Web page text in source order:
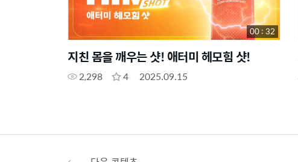
지친 몸을 깨우는 샷! 애터미 헤모힘 샷!
2,298 4 2025.09.15
00 : 32